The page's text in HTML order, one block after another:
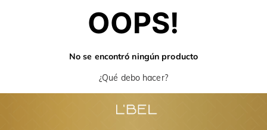
OOPS!
No se encontró ningún producto
¿Qué debo hacer?